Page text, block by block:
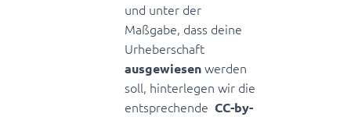
und unter der
Maßgabe, dass deine
Urheberschaft
ausgewiesenwerden
soll, hinterlegen wir die
entsprechende CC-by-